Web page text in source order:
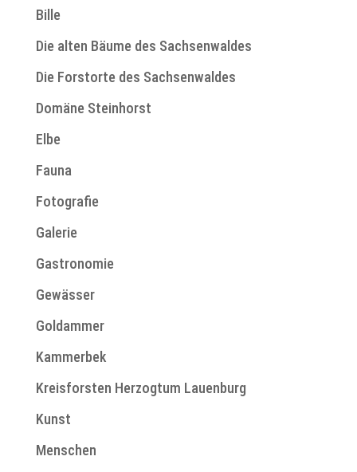
Bille
Die alten Bäume des Sachsenwaldes
Die Forstorte des Sachsenwaldes
Domäne Steinhorst
Elbe
Fauna
Fotografie
Galerie
Gastronomie
Gewässer
Goldammer
Kammerbek
Kreisforsten Herzogtum Lauenburg
Kunst
Menschen